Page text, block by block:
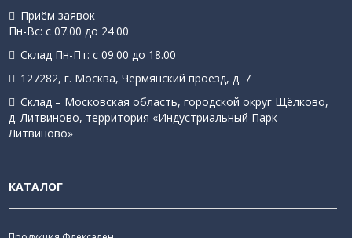
Приём заявок
Пн-Вс: с 07.00 до 24.00
Склад Пн-Пт: с 09.00 до 18.00
127282, г. Москва, Чермянский проезд, д. 7
Склад – Московская область, городской округ Щёлково,
д. Литвиново, территория «Индустриальный Парк
Литвиново»
КАТАЛОГ